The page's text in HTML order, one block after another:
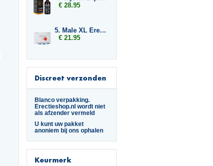
€ 28.95
5. Male XL Erection Caps
€ 21.95
Discreet verzonden
Blanco verpakking.
Erectieshop.nl wordt niet
als afzender vermeld
U kunt uw pakket
anoniem bij ons ophalen
Keurmerk